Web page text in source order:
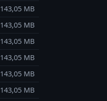
143,05 MB
143,05 MB
143,05 MB
143,05 MB
143,05 MB
143,05 MB